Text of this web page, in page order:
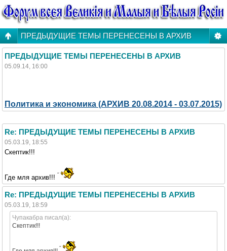
ПРЕДЫДУЩИЕ ТЕМЫ ПЕРЕНЕСЕНЫ В АРХИВ
ПРЕДЫДУЩИЕ ТЕМЫ ПЕРЕНЕСЕНЫ В АРХИВ
05.09.14, 16:00
Политика и экономика (АРХИВ 20.08.2014 - 03.07.2015)
Re: ПРЕДЫДУЩИЕ ТЕМЫ ПЕРЕНЕСЕНЫ В АРХИВ
05.03.19, 18:55
Скептик!!!
Где мля архив!!!
Re: ПРЕДЫДУЩИЕ ТЕМЫ ПЕРЕНЕСЕНЫ В АРХИВ
05.03.19, 18:59
Чупакабра писал(а):
Скептик!!!